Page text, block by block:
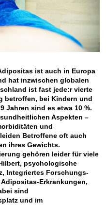
ist auch in Europa
hat inzwischen globalen
ist fast jede:r vierte
betroffen, bei Kindern und
Jahren sind es etwa 10 %.
Aspekten –
und
Betroffene oft auch
ihres Gewichts.
gehören leider für viele
psychologische
Integriertes Forschungs-
Erkrankungen,
sind
und im